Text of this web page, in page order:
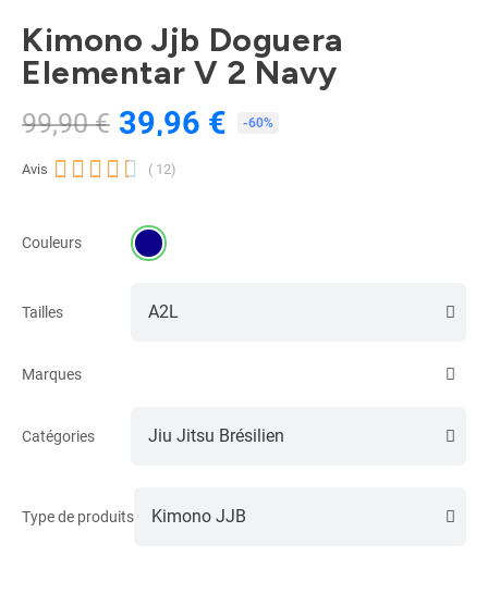
Kimono Jjb Doguera
Elementar V 2 Navy
99,90 € 39,96 € -60%
Avis      ( 12)
Couleurs
Tailles
Marques
Catégories
Type de produits